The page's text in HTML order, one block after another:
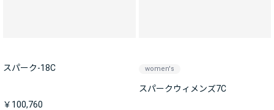
スパーク-18C
￥100,760
women's
スパークウィメンズ7C